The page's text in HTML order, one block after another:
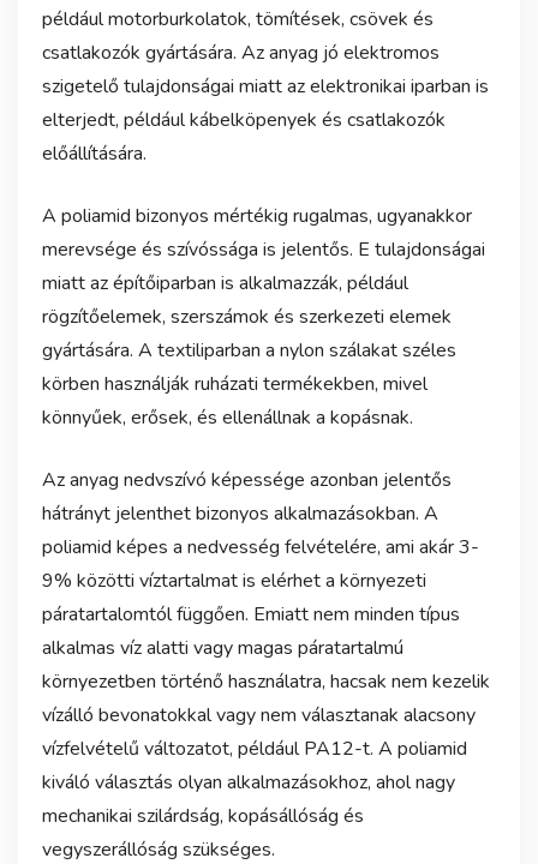
például motorburkolatok, tömítések, csövek és
csatlakozók gyártására. Az anyag jó elektromos
szigetelő tulajdonságai miatt az elektronikai iparban is
elterjedt, például kábelköpenyek és csatlakozók
előállítására.
A poliamid bizonyos mértékig rugalmas, ugyanakkor
merevsége és szívóssága is jelentős. E tulajdonságai
miatt az építőiparban is alkalmazzák, például
rögzítőelemek, szerszámok és szerkezeti elemek
gyártására. A textiliparban a nylon szálakat széles
körben használják ruházati termékekben, mivel
könnyűek, erősek, és ellenállnak a kopásnak.
Az anyag nedvszívó képessége azonban jelentős
hátrányt jelenthet bizonyos alkalmazásokban. A
poliamid képes a nedvesség felvételére, ami akár 3-
9% közötti víztartalmat is elérhet a környezeti
páratartalomtól függően. Emiatt nem minden típus
alkalmas víz alatti vagy magas páratartalmú
környezetben történő használatra, hacsak nem kezelik
vízálló bevonatokkal vagy nem választanak alacsony
vízfelvételű változatot, például PA12-t. A poliamid
kiváló választás olyan alkalmazásokhoz, ahol nagy
mechanikai szilárdság, kopásállóság és
vegyszerállóság szükséges.